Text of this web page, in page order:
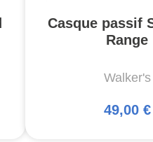
Casque passif
Range
Walker's
49,00 €